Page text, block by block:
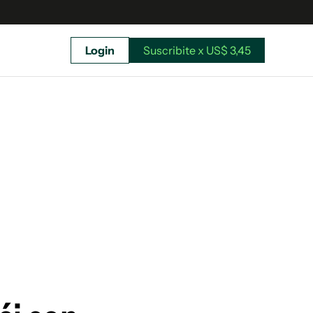
Login Suscribite x US$ 3,45